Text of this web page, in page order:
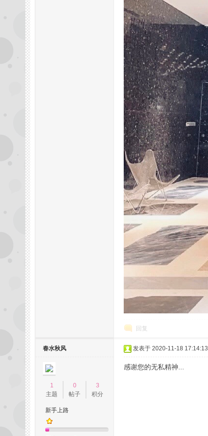
回复
春水秋风
1
主题
0
帖子
3
积分
新手上路
发表于 2020-11-18 17:14:13
感谢您的无私精神...